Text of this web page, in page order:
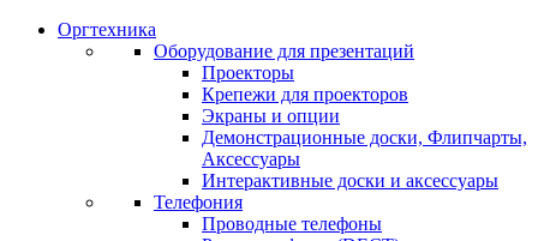
Оргтехника
Оборудование для презентаций
Проекторы
Крепежи для проекторов
Экраны и опции
Демонстрационные доски, Флипчарты,
Аксессуары
Интерактивные доски и аксессуары
Телефония
Проводные телефоны